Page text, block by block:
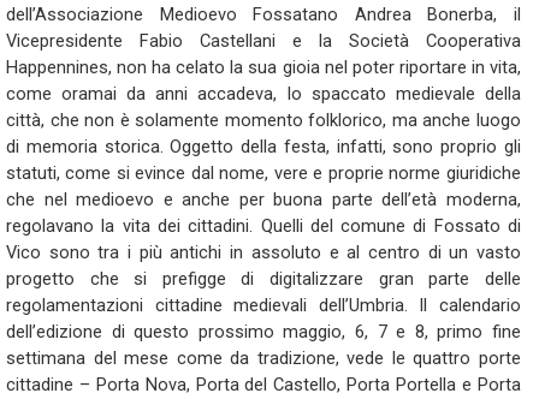
dell’Associazione Medioevo Fossatano Andrea Bonerba, il
Vicepresidente Fabio Castellani e la Società Cooperativa
Happennines, non ha celato la sua gioia nel poter riportare in vita,
come oramai da anni accadeva, lo spaccato medievale della
città, che non è solamente momento folklorico, ma anche luogo
di memoria storica. Oggetto della festa, infatti, sono proprio gli
statuti, come si evince dal nome, vere e proprie norme giuridiche
che nel medioevo e anche per buona parte dell’età moderna,
regolavano la vita dei cittadini. Quelli del comune di Fossato di
Vico sono tra i più antichi in assoluto e al centro di un vasto
progetto che si prefigge di digitalizzare gran parte delle
regolamentazioni cittadine medievali dell’Umbria. Il calendario
dell’edizione di questo prossimo maggio, 6, 7 e 8, primo fine
settimana del mese come da tradizione, vede le quattro porte
cittadine – Porta Nova, Porta del Castello, Porta Portella e Porta